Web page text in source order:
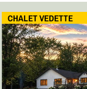
CHALET VEDETTE